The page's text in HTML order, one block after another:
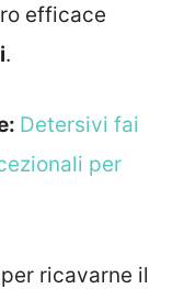
efficace
.
Detersivi fai
per
ricavarne il